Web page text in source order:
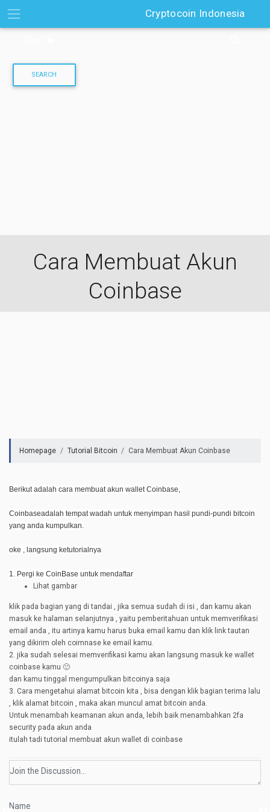
content
Cryptocoin Indonesia
Cara Membuat Akun
Coinbase
Homepage Tutorial Bitcoin Cara Membuat Akun Coinbase
Berikut adalah cara membuat akun wallet Coinbase,
Coinbaseadalah tempat wadah untuk menyimpan hasil pundi-pundi bitcoin
yang anda kumpulkan.
oke , langsung ketutorialnya
1. Pergi ke CoinBase untuk mendaftar
Lihat gambar
klik pada bagian yang di tandai , jika semua sudah di isi , dan kamu akan
masuk ke halaman selanjutnya , yaitu pemberitahuan untuk memverifikasi
email anda , itu artinya kamu harus buka email kamu dan klik link tautan
yang dikirim oleh coimnase ke email kamu.
2. jika sudah selesai memverifikasi kamu akan langsung masuk ke wallet
coinbase kamu 🙂
dan kamu tinggal mengumpulkan bitcoinya saja
3. Cara mengetahui alamat bitcoin kita , bisa dengan klik bagian terima lalu
, klik alamat bitcoin , maka akan muncul amat bitcoin anda.
Untuk menambah keamanan akun anda, lebih baik menambahkan 2fa
security pada akun anda
itulah tadi tutorial membuat akun wallet di coinbase